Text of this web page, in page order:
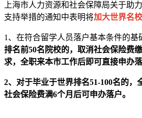
上海市人力资源和社会保障局关于助
支持举措的通知中表明将加大世界名
1、在符合留学人员落户基本条件的基
排名前50名院校的，取消社会保险费
求，全职来本市工作后即可直接申办落
2、对于毕业于世界排名51-100名的，
社会保险费满6个月后可申办落户。